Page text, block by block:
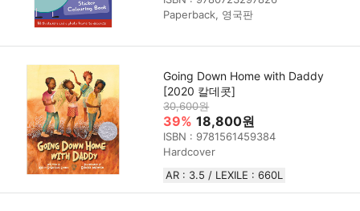
Paperback, 영국판
Going Down Home with Daddy
[2020 칼데콧]
30,600원
39% 18,800원
ISBN : 9781561459384
Hardcover
AR : 3.5 / LEXILE : 660L